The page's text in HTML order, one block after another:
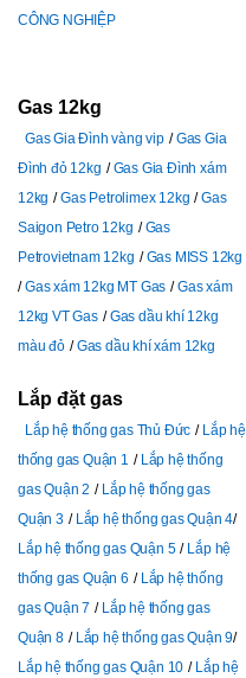
CÔNG NGHIỆP
Gas 12kg
Gas Gia Đình vàng vip
Gas Gia
Đình đỏ 12kg
Gas Gia Đình xám
12kg
Gas Petrolimex 12kg
Gas
Saigon Petro 12kg
Gas
Petrovietnam 12kg
Gas MISS 12kg
Gas xám 12kg MT Gas
Gas xám
12kg VT Gas
Gas dầu khí 12kg
màu đỏ
Gas dầu khí xám 12kg
Lắp đặt gas
Lắp hệ thống gas Thủ Đức
Lắp hệ
thống gas Quận 1
Lắp hệ thống
gas Quận 2
Lắp hệ thống gas
Quận 3
Lắp hệ thống gas Quận 4
Lắp hệ thống gas Quận 5
Lắp hệ
thống gas Quận 6
Lắp hệ thống
gas Quận 7
Lắp hệ thống gas
Quận 8
Lắp hệ thống gas Quận 9
Lắp hệ thống gas Quận 10
Lắp hệ